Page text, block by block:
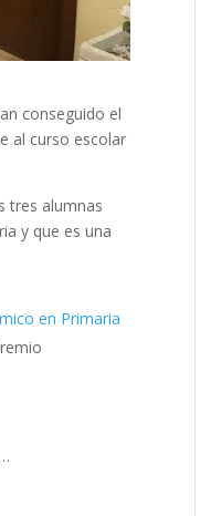
conseguido el
al curso escolar
tres alumnas
y que es una
en Primaria